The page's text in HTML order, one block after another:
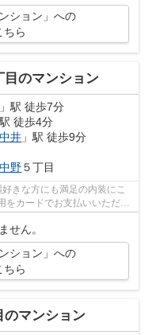
ション」への
ちら
目のマンション
」駅 徒歩7分
駅 徒歩4分
中井 」駅 徒歩9分
野５丁目
きな方にも満足の内装にこ
をカードでお支払いいただけ
せん。
ション」への
ちら
のマンション